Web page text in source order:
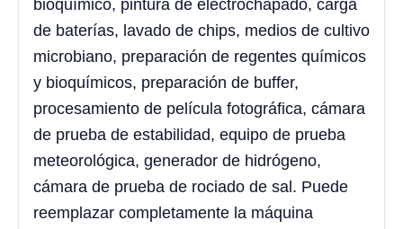
bioquímico, pintura de electrochapado, carga
de baterías, lavado de chips, medios de cultivo
microbiano, preparación de regentes químicos
y bioquímicos, preparación de buffer,
procesamiento de película fotográfica, cámara
de prueba de estabilidad, equipo de prueba
meteorológica, generador de hidrógeno,
cámara de prueba de rociado de sal. Puede
reemplazar completamente la máquina